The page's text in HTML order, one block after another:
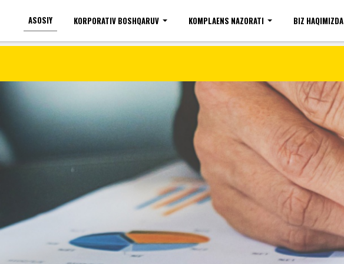
Ko'zi ojizlar uchun Shrift kattaligi Sayt xaritasi
ASOSIY KORPORATIV BOSHQARUV KOMPLAENS NAZORATI BIZ HAQIMIZDA